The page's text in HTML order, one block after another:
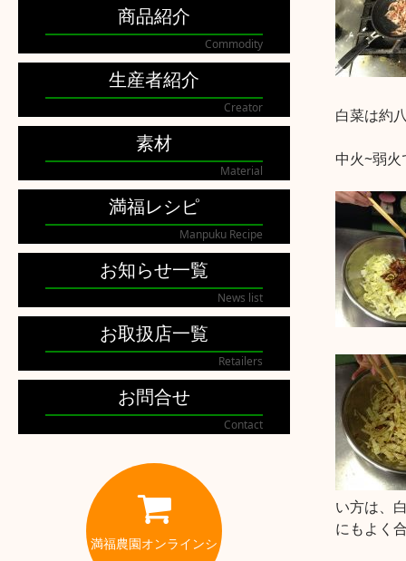
商品紹介
Commodity
生産者紹介
Creator
素材
Material
満福レシピ
Manpuku Recipe
お知らせ一覧
News list
お取扱店一覧
Retailers
お問合せ
Contact
満福農園オンラインシ
白菜は約
中火~弱
い方は、
にもよく